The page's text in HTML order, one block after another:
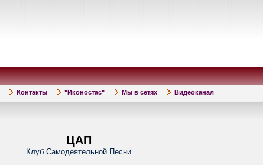
Контакты "Иконостас" Мы в сетях Видеоканал
ЦАП
Клуб Самодеятельной Песни